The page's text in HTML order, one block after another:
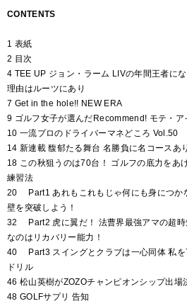
CONTENTS
1 表紙
2 目次
4 TEE UP ジョン・ラーム LIVの年間王者に
理由はルーツにあり
7 Get in the hole!! NEW ERA
9 ゴルフ女子が選んだRecommend! モテ・ア
10 一流プロのドライバーマネどころ Vol.50
14 新連載 馥郁たる舞台 名勝負に名コースあ
18 この秋狙うのは70台！ ゴルフの底力をあ
練習法
20 Part1 あれもこれもじゃ何にも身につか
壁を突破しよう！
32 Part2 虎に翼だ！ 法曹界最強アマの超時
なのはリカバリー能力！
40 Part3 スイングとクラブは一心同体 私を
ドリル
46 松山英樹がZOZOチャンピオンシップ出場
48 GOLFサプリ 告知